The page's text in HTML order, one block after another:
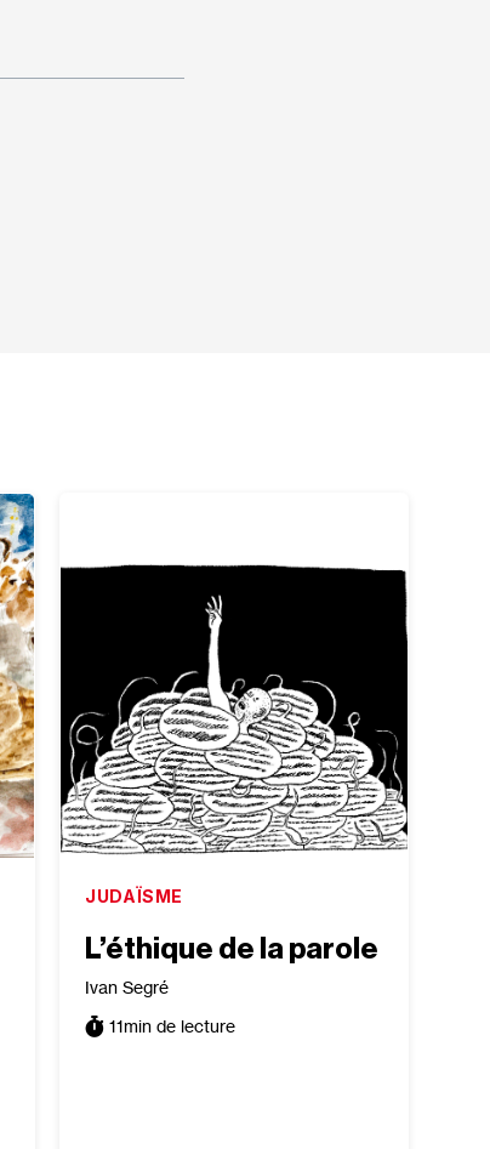
JUDAÏSME
L’éthique de la parole
Ivan Segré
11min de lecture